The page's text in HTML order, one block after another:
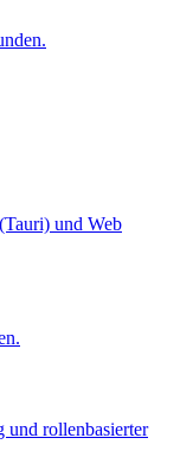
und Web
rollenbasierter